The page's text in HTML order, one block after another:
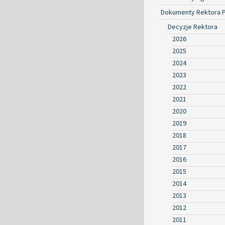
Dokumenty Rektora
Decyzje Rektora
2026
2025
2024
2023
2022
2021
2020
2019
2018
2017
2016
2015
2014
2013
2012
2011